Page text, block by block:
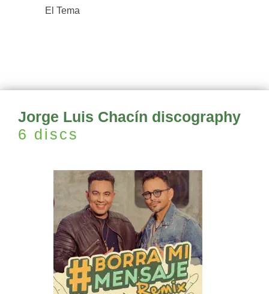
El Tema
Jorge Luis Chacín discography
6 discs